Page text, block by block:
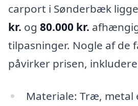
carport i Sønderbæk
kr. og 80.000 kr.
tilpasninger. Nogle af de
påvirker prisen,
Materiale: Træ, metal